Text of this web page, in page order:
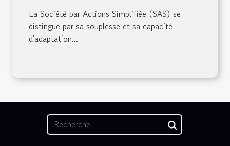
SAS
La Société par Actions Simplifiée (SAS) se
distingue par sa souplesse et sa capacité
d'adaptation...